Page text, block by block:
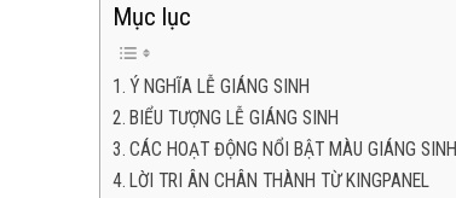
Mục lục
Ý NGHĨA LỄ GIÁNG SINH
BIỂU TƯỢNG LỄ GIÁNG SINH
CÁC HOẠT ĐỘNG NỔI BẬT MÀU GIÁNG SINH
LỜI TRI ÂN CHÂN THÀNH TỪ KINGPANEL